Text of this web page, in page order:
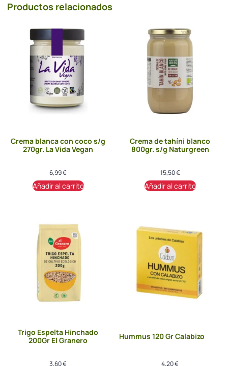
Productos relacionados
Crema blanca con coco s/g
270gr. La Vida Vegan
6,99€
Añadir al carrito
Crema de tahíni blanco
800gr. s/g Naturgreen
15,50€
Añadir al carrito
Trigo Espelta Hinchado
200Gr El Granero
3,60€
Hummus 120 Gr Calabizo
4,20€